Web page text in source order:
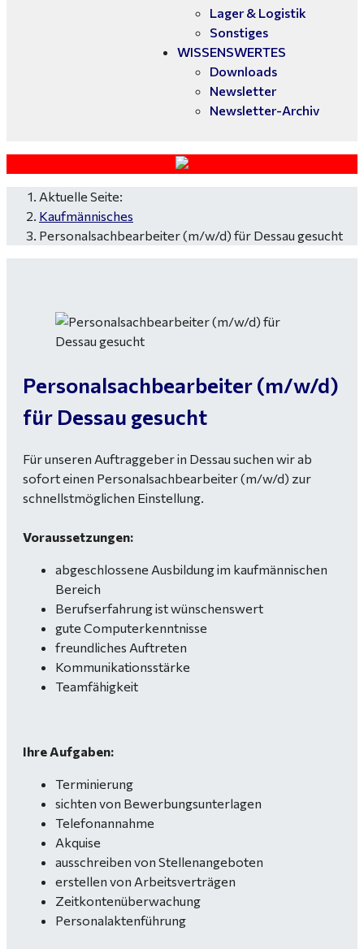
Lager & Logistik
Sonstiges
WISSENSWERTES
Downloads
Newsletter
Newsletter-Archiv
Aktuelle Seite:
Kaufmännisches
Personalsachbearbeiter (m/w/d) für Dessau gesucht
Personalsachbearbeiter (m/w/d)
für Dessau gesucht
Für unseren Auftraggeber in Dessau suchen wir ab
sofort einen Personalsachbearbeiter (m/w/d) zur
schnellstmöglichen Einstellung.
Voraussetzungen:
abgeschlossene Ausbildung im kaufmännischen
Bereich
Berufserfahrung ist wünschenswert
gute Computerkenntnisse
freundliches Auftreten
Kommunikationsstärke
Teamfähigkeit
Ihre Aufgaben:
Terminierung
sichten von Bewerbungsunterlagen
Telefonannahme
Akquise
ausschreiben von Stellenangeboten
erstellen von Arbeitsverträgen
Zeitkontenüberwachung
Personalaktenführung